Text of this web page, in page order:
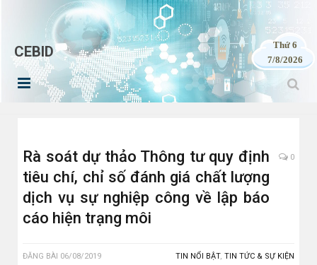
CEBID
Thứ 6
7/8/2026
Rà soát dự thảo Thông tư quy định
tiêu chí, chỉ số đánh giá chất lượng
dịch vụ sự nghiệp công về lập báo
cáo hiện trạng môi
0
ĐĂNG BÀI 06/08/2019 TIN NỔI BẬT, TIN TỨC & SỰ KIỆN